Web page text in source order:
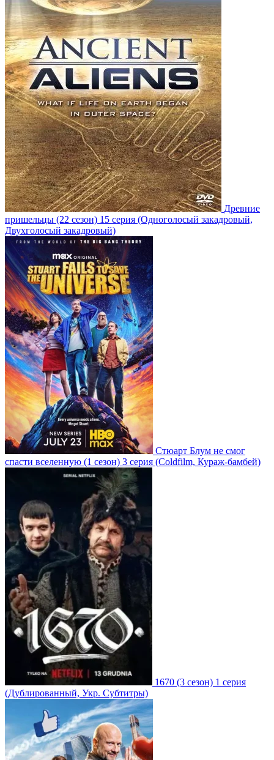
Древние
пришельцы (22 сезон) 15 серия (Одноголосый закадровый,
Двухголосый закадровый)
Стюарт Блум не смог
спасти вселенную (1 сезон) 3 серия (Coldfilm, Кураж-бамбей)
1670 (3 сезон) 1 серия
(Дублированный, Укр. Субтитры)